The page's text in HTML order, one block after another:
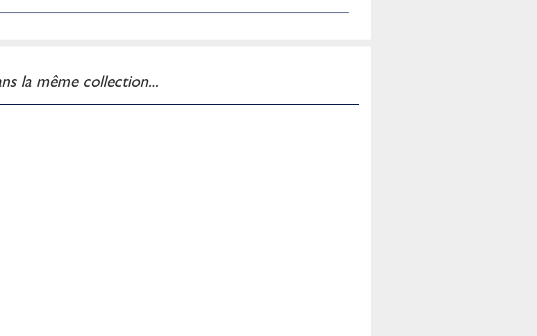
la même collection...